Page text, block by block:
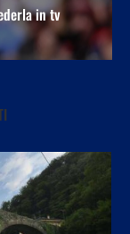
in tv